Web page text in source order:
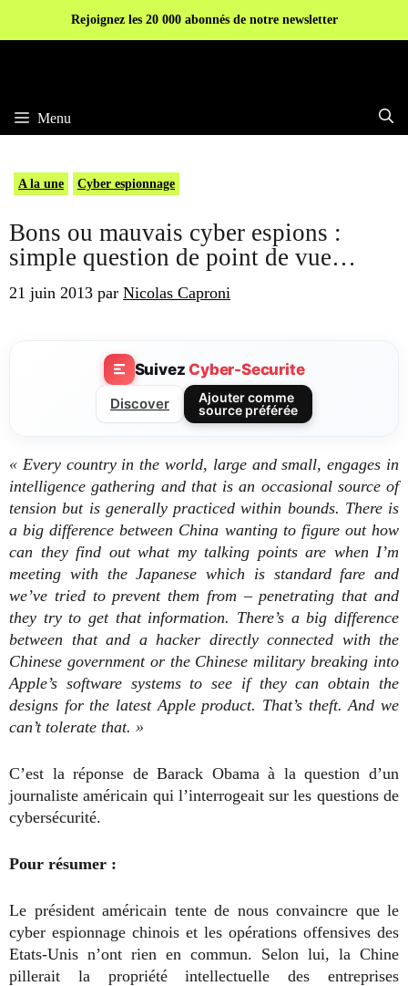
Rejoignez les 20 000 abonnés de notre newsletter
Menu
A la une Cyber espionnage
Bons ou mauvais cyber espions :
simple question de point de vue…
21 juin 2013 par Nicolas Caproni
SuivezCyber-Securite
Discover
Ajouter comme
source préférée
« Every country in the world, large and small, engages in
intelligence gathering and that is an occasional source of
tension but is generally practiced within bounds. There is
a big difference between China wanting to figure out how
can they find out what my talking points are when I’m
meeting with the Japanese which is standard fare and
we’ve tried to prevent them from – penetrating that and
they try to get that information. There’s a big difference
between that and a hacker directly connected with the
Chinese government or the Chinese military breaking into
Apple’s software systems to see if they can obtain the
designs for the latest Apple product. That’s theft. And we
can’t tolerate that. »
C’est la réponse de Barack Obama à la question d’un
journaliste américain qui l’interrogeait sur les questions de
cybersécurité.
Pour résumer :
Le président américain tente de nous convaincre que le
cyber espionnage chinois et les opérations offensives des
Etats-Unis n’ont rien en commun. Selon lui, la Chine
pillerait la propriété intellectuelle des entreprises